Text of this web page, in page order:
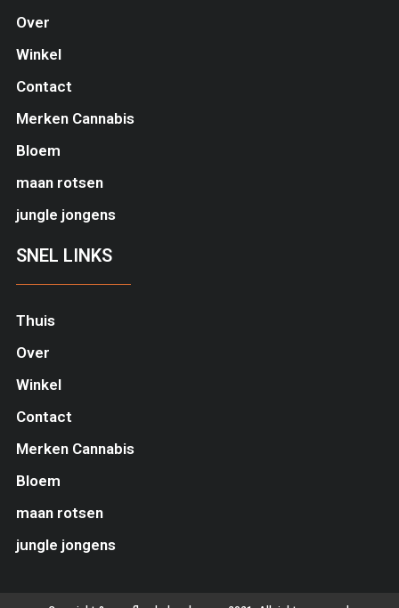
Over
Winkel
Contact
Merken Cannabis
Bloem
maan rotsen
jungle jongens
SNEL LINKS
Thuis
Over
Winkel
Contact
Merken Cannabis
Bloem
maan rotsen
jungle jongens